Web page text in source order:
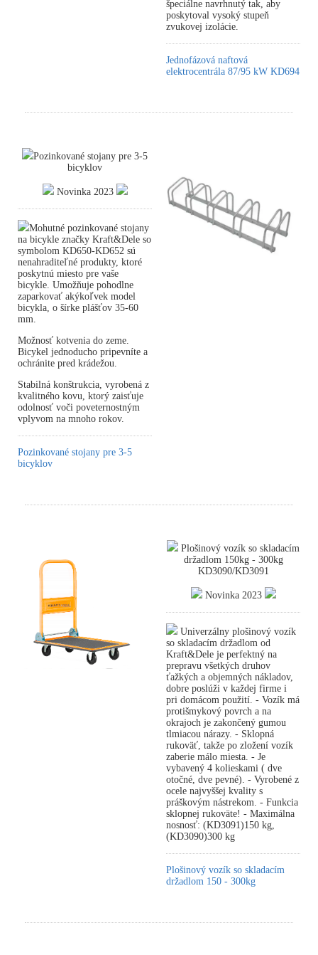
špeciálne navrhnutý tak, aby
poskytoval vysoký stupeň
zvukovej izolácie.
Jednofázová naftová
elektrocentrála 87/95 kW KD694
Pozinkované stojany pre 3-5
bicyklov
Novinka 2023
Mohutné pozinkované stojany
na bicykle značky Kraft&Dele so
symbolom KD650-KD652 sú
nenahraditeľné produkty, ktoré
poskytnú miesto pre vaše
bicykle. Umožňuje pohodlne
zaparkovať akýkoľvek model
bicykla, o šírke plášťov 35-60
mm.
Možnosť kotvenia do zeme.
Bicykel jednoducho pripevníte a
ochránite pred krádežou.
Stabilná konštrukcia, vyrobená z
kvalitného kovu, ktorý zaisťuje
odolnosť voči poveternostným
vplyvom na mnoho rokov.
Pozinkované stojany pre 3-5
bicyklov
Plošinový vozík so skladacím
držadlom 150kg - 300kg
KD3090/KD3091
Novinka 2023
Univerzálny plošinový vozík
so skladacím držadlom od
Kraft&Dele je perfektný na
prepravu všetkých druhov
ťažkých a objemných nákladov,
dobre poslúži v každej firme i
pri domácom použití. - Vozík má
protišmykový povrch a na
okrajoch je zakončený gumou
tlmiacou nárazy. - Sklopná
rukoväť, takže po zložení vozík
zaberie málo miesta. - Je
vybavený 4 kolieskami ( dve
otočné, dve pevné). - Vyrobené z
ocele najvyššej kvality s
práškovým nástrekom. - Funkcia
sklopnej rukoväte! - Maximálna
nosnosť: (KD3091)150 kg,
(KD3090)300 kg
Plošinový vozík so skladacím
držadlom 150 - 300kg